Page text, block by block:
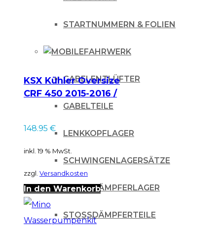
STARTNUMMERN & FOLIEN
FAHRWERK
GABELENTLÜFTER
GABELTEILE
LENKKOPFLAGER
SCHWINGENLAGERSÄTZE
STOSSDÄMPFERLAGER
STOSSDÄMPFERTEILE
KSX Kühler Oversize
CRF 450 2015-2016 /
148.95 €
inkl. 19 % MwSt.
zzgl. Versandkosten
In den Warenkorb